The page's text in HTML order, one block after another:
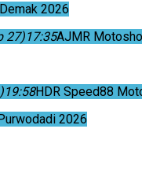
2026
27)17:35AJMR
19:58HDR Speed88
2026